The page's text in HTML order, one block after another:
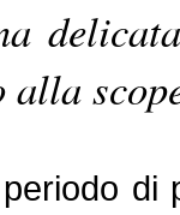
di